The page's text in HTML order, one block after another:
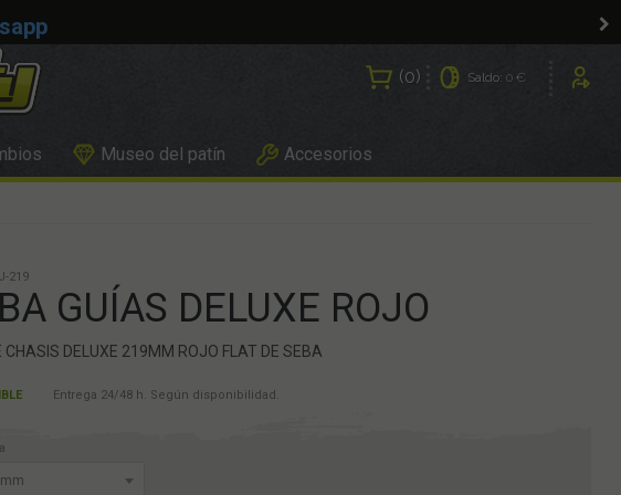
0 Saldo: 0 €
Museo del patín Accesorios
219
GUÍAS DELUXE ROJO
CHASIS DELUXE 219MM ROJO FLAT DE SEBA
Entrega 24/48 h. Según disponibilidad.